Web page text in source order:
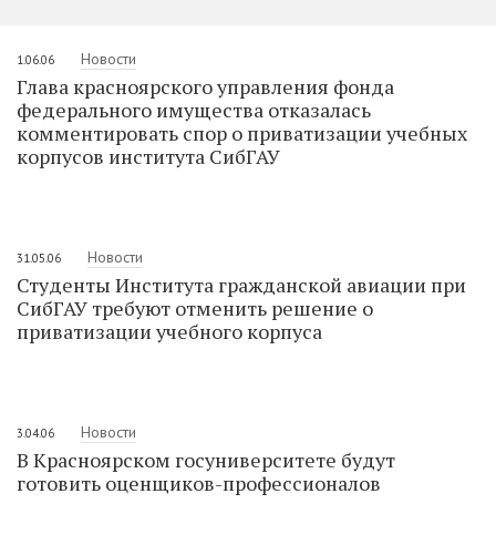
1.06.06 Новости
Глава красноярского управления фонда
федерального имущества отказалась
комментировать спор о приватизации учебных
корпусов института СибГАУ
31.05.06 Новости
Студенты Института гражданской авиации при
СибГАУ требуют отменить решение о
приватизации учебного корпуса
3.04.06 Новости
В Красноярском госуниверситете будут
готовить оценщиков-профессионалов